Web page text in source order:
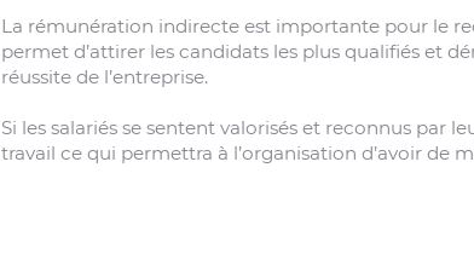
La rémunération indirecte est importante pour le
permet d’attirer les candidats les plus qualifiés et
réussite de l’entreprise.
Si les salariés se sentent valorisés et reconnus par
travail ce qui permettra à l’organisation d’avoir de